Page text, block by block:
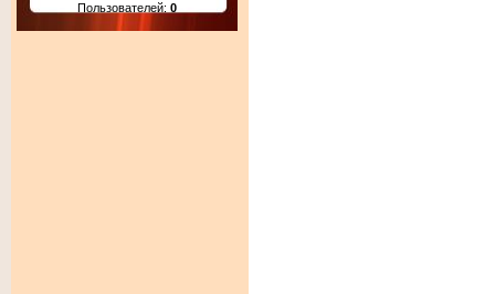
Пользователей: 0